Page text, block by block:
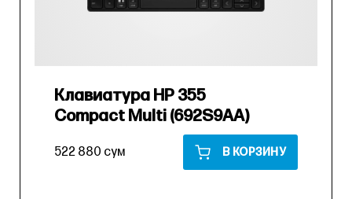
Клавиатура HP 355
Compact Multi (692S9AA)
522 880 сум В КОРЗИНУ